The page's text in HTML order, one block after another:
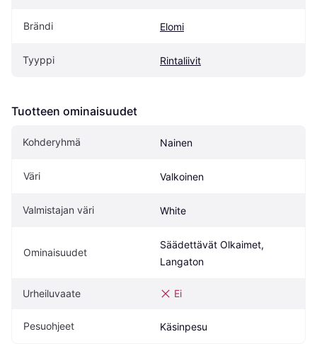
Brändi Elomi
Tyyppi Rintaliivit
Tuotteen ominaisuudet
Kohderyhmä Nainen
Väri Valkoinen
Valmistajan väri White
Ominaisuudet
Säädettävät Olkaimet,
Langaton
Urheiluvaate Ei
Pesuohjeet Käsinpesu